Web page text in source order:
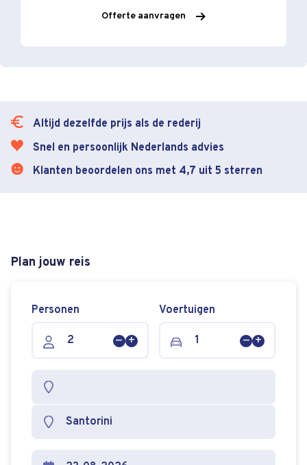
Offerte aanvragen
Altijd dezelfde prijs als de rederij
Snel en persoonlijk Nederlands advies
Klanten beoordelen ons met 4,7 uit 5 sterren
Plan jouw reis
Personen Voertuigen